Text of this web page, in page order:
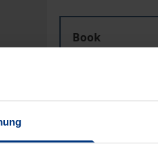
Book
Add to Cart